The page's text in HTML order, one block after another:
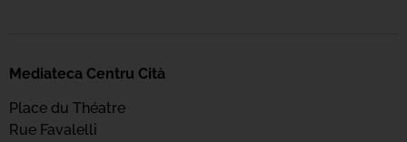
Mediateca Centru Cità
Place du Théatre
Rue Favalelli